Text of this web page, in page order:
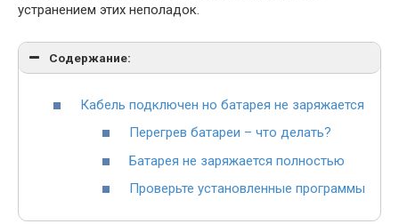
устранением этих неполадок.
Содержание:
Кабель подключен но батарея не заряжается
Перегрев батареи – что делать?
Батарея не заряжается полностью
Проверьте установленные программы